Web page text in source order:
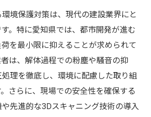
境保護対策は、現代の建設業界にと
。特に愛知県では、都市開発が進む
を最小限に抑えることが求められて
は、解体過程での粉塵や騒音の抑
理を徹底し、環境に配慮した取り組
さらに、現場での安全性を確保する
先進的な3Dスキャニング技術の導入